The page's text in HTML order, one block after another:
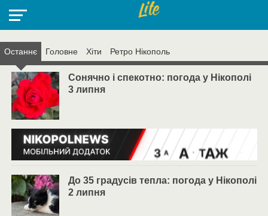
НІКОПОЛЬ
РАЙОН
СІЧЕСЛАВСЬКА
УКРАЇНА
РЕТРО
НІКОПОЛЬ
ЛАЙТ
УКРАЇНА
ДОПОМОГА
РАДІО
Останнє Головнe Хіти Ретро Нікополь
Сонячно і спекотно: погода у Нікополі
3 липня
До 35 градусів тепла: погода у Нікополі
2 липня